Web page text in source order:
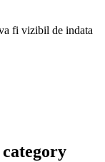
fi vizibil de indata